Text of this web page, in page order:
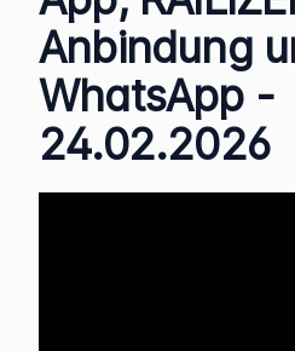
Anbindung
WhatsApp -
24.02.2026